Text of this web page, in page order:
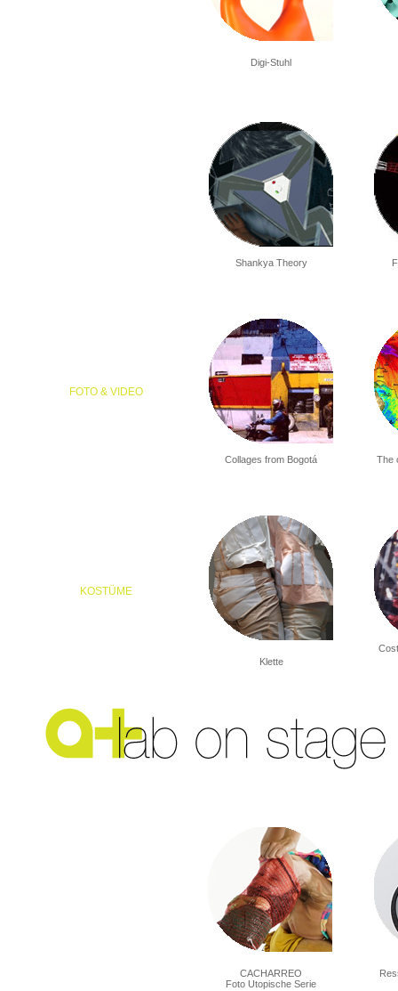
Digi-Stuhl
Shankya Theory
FOTO & VIDEO
Collages from Bogotá The
KOSTÜME
Klette
CACHARREO
Foto Utopische Serie